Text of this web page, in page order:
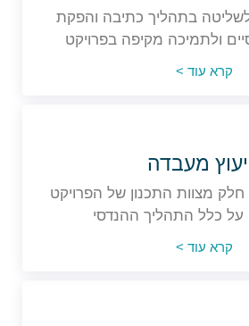
בתהליך כתיבה והפקת
ולתמיכה מקיפה בפרויקט
קרא עוד >
מעבדה
חלק מצוות התכנון של הפרויקט
על כלל התהליך ההנדסי
קרא עוד >